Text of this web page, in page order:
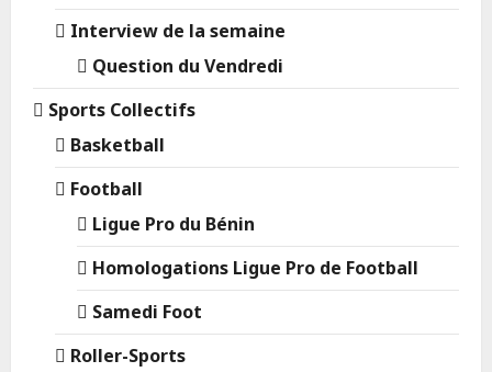
Interview de la semaine
Question du Vendredi
Sports Collectifs
Basketball
Football
Ligue Pro du Bénin
Homologations Ligue Pro de Football
Samedi Foot
Roller-Sports